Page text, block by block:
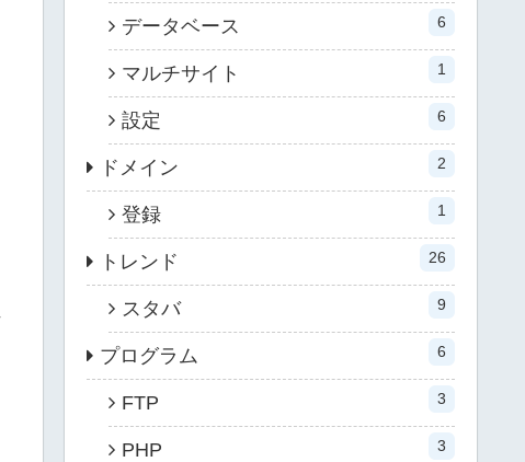
データベース 6
マルチサイト 1
設定 6
ドメイン 2
登録 1
トレンド 26
スタバ 9
プログラム 6
FTP 3
PHP 3